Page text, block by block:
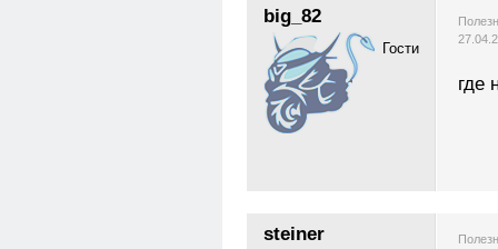
big_82
Гости
где
steiner